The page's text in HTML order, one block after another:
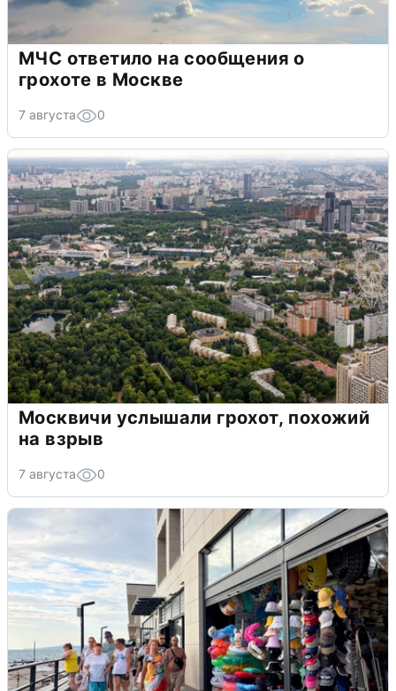
МЧС ответило на сообщения о
грохоте в Москве
7 августа 0
Москвичи услышали грохот, похожий
на взрыв
7 августа 0